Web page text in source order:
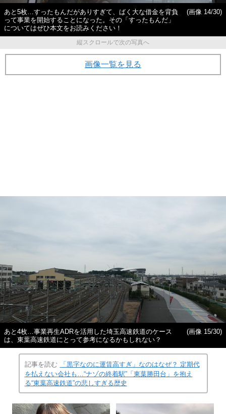
あと5枚…すったもんだがありすぎて、ばく大な借金を背負
って事業を開始することになった。その「すったもんだ」
についてはぜひ本文をお読みください！
(画像 14/30)
縦スクロールで次の写真へ
画像一覧を見る
あと4枚…事業再生ADRを活用した埼玉高速鉄道のケース
は、東葉高速鉄道にとって参考になるかもしれない？
(画像 15/30)
記事を読む
「黒字なのに運賃高すぎ」なのはなぜ？ 定期代
を払えない会社も…“ナゾの終着駅”「東葉勝田台」を抱え
る“東葉高速鉄道”の悲しすぎる歴史